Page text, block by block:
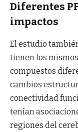
Diferentes
impactos
El estudio
tienen los
compuestos
cambios
conectividad
tenían
regiones del